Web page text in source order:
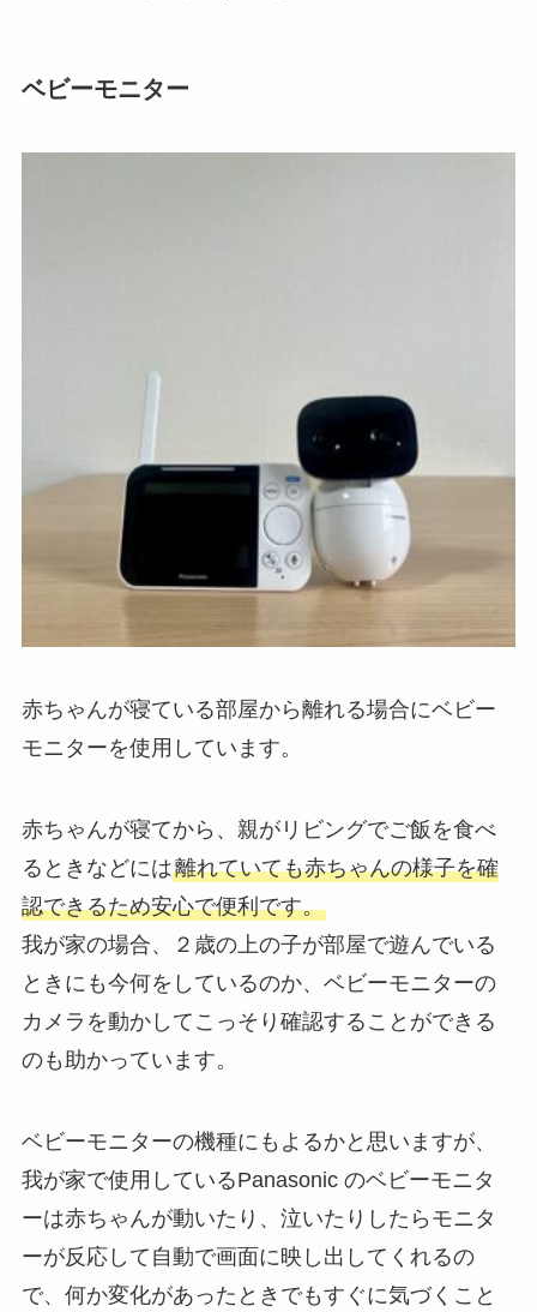
ベビーモニター
赤ちゃんが寝ている部屋から離れる場合にベビー
モニターを使用しています。
赤ちゃんが寝てから、親がリビングでご飯を食べ
るときなどには離れていても赤ちゃんの様子を確
認できるため安心で便利です。
我が家の場合、２歳の上の子が部屋で遊んでいる
ときにも今何をしているのか、ベビーモニターの
カメラを動かしてこっそり確認することができる
のも助かっています。
ベビーモニターの機種にもよるかと思いますが、
我が家で使用しているPanasonic のベビーモニタ
ーは赤ちゃんが動いたり、泣いたりしたらモニタ
ーが反応して自動で画面に映し出してくれるの
で、何か変化があったときでもすぐに気づくこと